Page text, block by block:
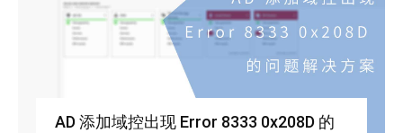
AD 添加域控出现 Error 8333 0x208D 的